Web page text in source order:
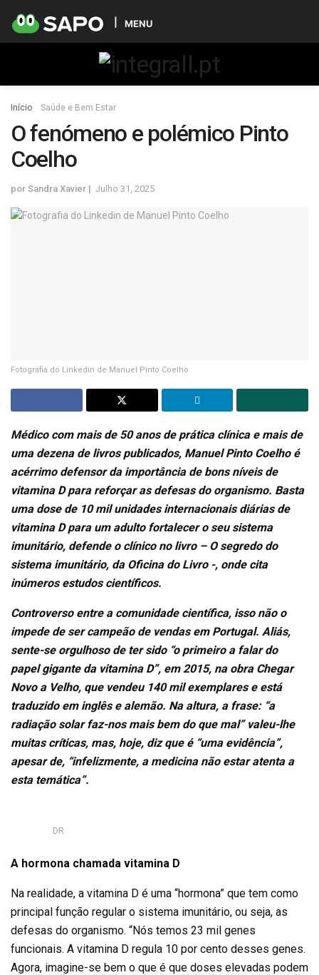
MENU
Início Saúde e Bem Estar
O fenómeno e polémico Pinto
Coelho
por Sandra Xavier Julho 31, 2025
Fotografia do Linkedin de Manuel Pinto Coelho
Médico com mais de 50 anos de prática clínica e mais de
uma dezena de livros publicados, Manuel Pinto Coelho é
acérrimo defensor da importância de bons níveis de
vitamina D para reforçar as defesas do organismo. Basta
uma dose de 10 mil unidades internacionais diárias de
vitamina D para um adulto fortalecer o seu sistema
imunitário, defende o clínico no livro – O segredo do
sistema imunitário, da Oficina do Livro -, onde cita
inúmeros estudos científicos.
Controverso entre a comunidade científica, isso não o
impede de ser campeão de vendas em Portugal. Aliás,
sente-se orgulhoso de ter sido “o primeiro a falar do
papel gigante da vitamina D”, em 2015, na obra Chegar
Novo a Velho, que vendeu 140 mil exemplares e está
traduzido em inglês e alemão. Na altura, a frase: “a
radiação solar faz-nos mais bem do que mal” valeu-lhe
muitas críticas, mas, hoje, diz que é “uma evidência”,
apesar de, “infelizmente, a medicina não estar atenta a
esta temática”.
DR
A hormona chamada vitamina D
Na realidade, a vitamina D é uma “hormona” que tem como
principal função regular o sistema imunitário, ou seja, as
defesas do organismo. “Nós temos 23 mil genes
funcionais. A vitamina D regula 10 por cento desses genes.
Agora, imagine-se bem o que é que doses elevadas podem